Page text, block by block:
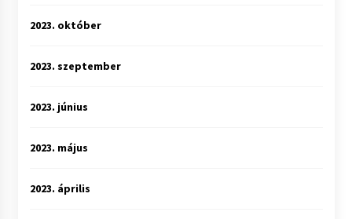
2023. október
2023. szeptember
2023. június
2023. május
2023. április